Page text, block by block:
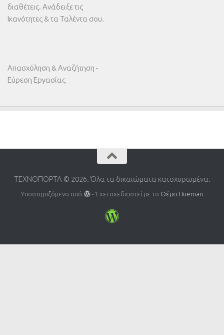
διαθέτεις. Ανάδειξε τις
Ικανότητες & τα Ταλέντα σου.
Απασχόληση & Αναζήτηση -
Εύρεση Εργασίας
ΤΕΧΝΟΠΟΡΤΑ © 2026. Όλα τα δικαιώματα κατοχυρωμένα.
Υποστηριζόμενο από - Έχει σχεδιαστεί με το Θέμα Ηueman